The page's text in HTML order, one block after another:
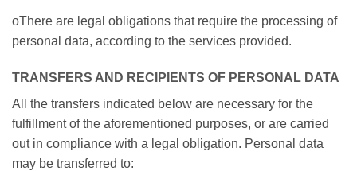
oThere are legal obligations that require the processing of
personal data, according to the services provided.
TRANSFERS AND RECIPIENTS OF PERSONAL DATA
All the transfers indicated below are necessary for the
fulfillment of the aforementioned purposes, or are carried
out in compliance with a legal obligation. Personal data
may be transferred to: